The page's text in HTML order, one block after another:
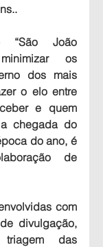
João
os
dos mais
o elo entre
e quem
chegada do
do ano, é
de
com
divulgação,
das